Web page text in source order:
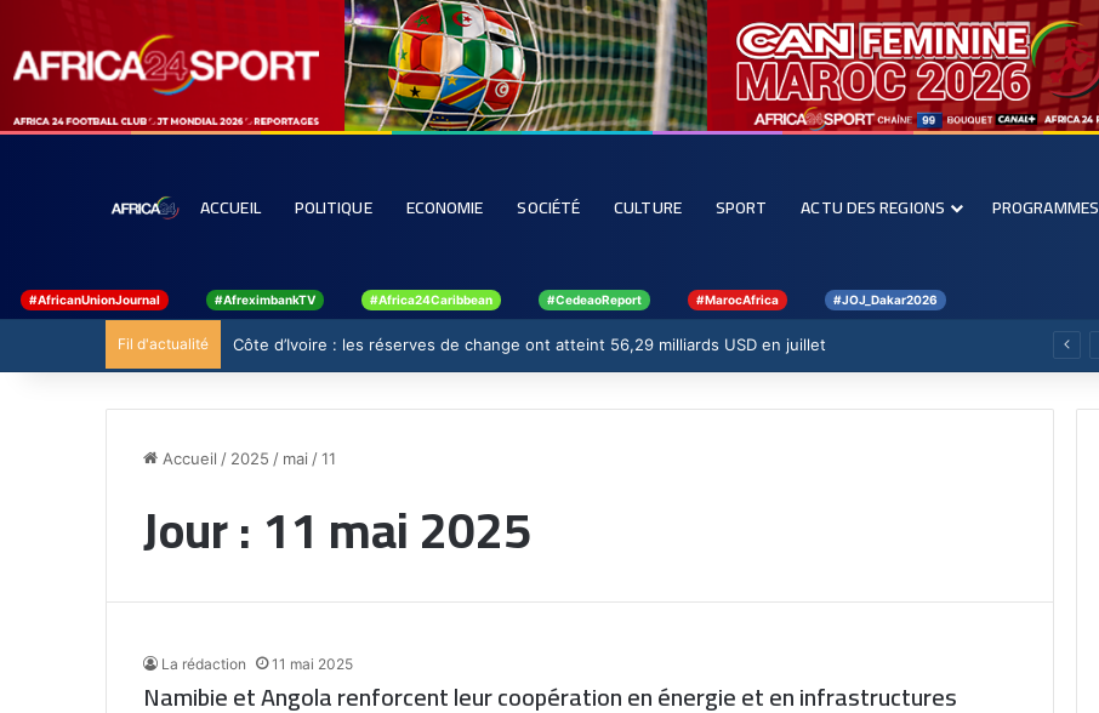
ACCUEIL POLITIQUE ECONOMIE SOCIÉTÉ CULTURE SPORT ACTU DES REGIONS PROGRAMMES
#AfricanUnionJournal #AfreximbankTV #Africa24Caribbean #CedeaoReport #MarocAfrica #JOJ_Dakar2026
Fil d'actualité Côte d’Ivoire : les réserves de change ont atteint 56,29 milliards USD en juillet
Accueil / 2025 / mai /11
Jour :11 mai 2025
La rédaction 11 mai 2025
Namibie et Angola renforcent leur coopération en énergie et en infrastructures